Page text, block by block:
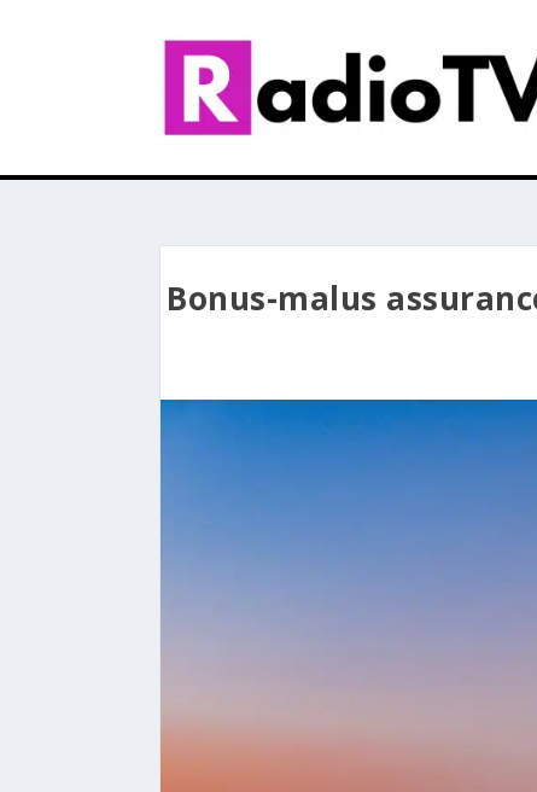
Bonus-malus